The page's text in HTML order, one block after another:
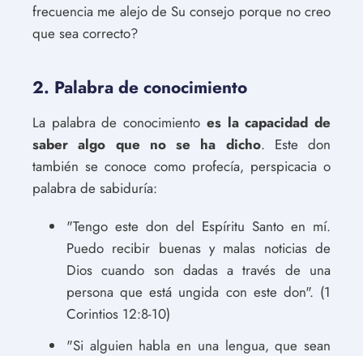
frecuencia me alejo de Su consejo porque no creo
que sea correcto?
2. Palabra de conocimiento
La palabra de conocimiento es la capacidad de
saber algo que no se ha dicho. Este don
también se conoce como profecía, perspicacia o
palabra de sabiduría:
"Tengo este don del Espíritu Santo en mí.
Puedo recibir buenas y malas noticias de
Dios cuando son dadas a través de una
persona que está ungida con este don". (1
Corintios 12:8-10)
"Si alguien habla en una lengua, que sean